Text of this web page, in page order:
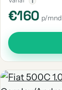
€160 p/mnd